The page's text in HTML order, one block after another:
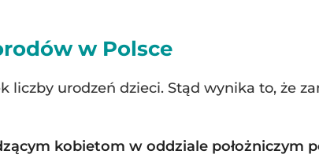
w Polsce
urodzeń dzieci. Stąd wynika to, że
kobietom w oddziale położniczym